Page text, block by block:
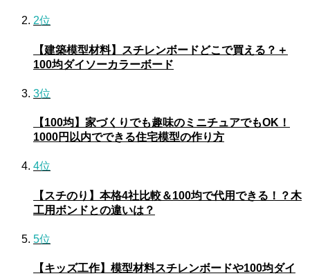
2位
【建築模型材料】スチレンボードどこで買える？＋
100均ダイソーカラーボード
3位
【100均】家づくりでも趣味のミニチュアでもOK！
1000円以内でできる住宅模型の作り方
4位
【スチのり】本格4社比較＆100均で代用できる！？木
工用ボンドとの違いは？
5位
【キッズ工作】模型材料スチレンボードや100均ダイ